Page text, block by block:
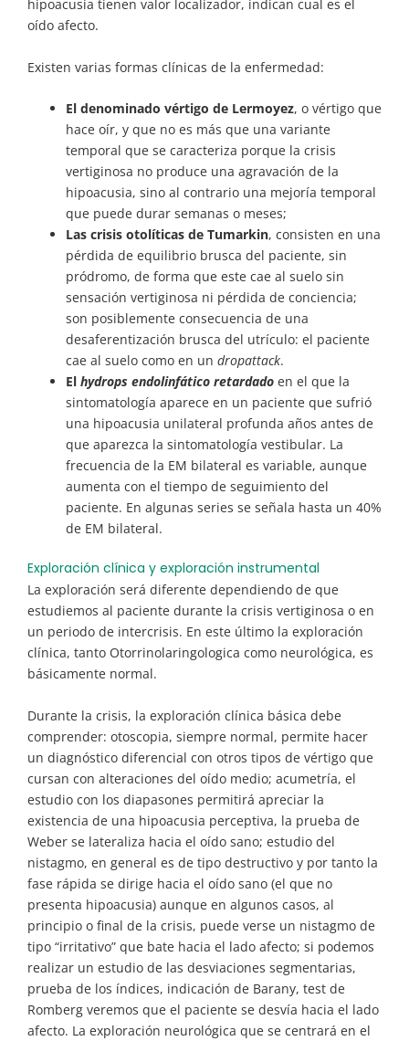
hipoacusia tienen valor localizador, indican cual es el
oído afecto.
Existen varias formas clínicas de la enfermedad:
El denominado vértigo de Lermoyez, o vértigo que
hace oír, y que no es más que una variante
temporal que se caracteriza porque la crisis
vertiginosa no produce una agravación de la
hipoacusia, sino al contrario una mejoría temporal
que puede durar semanas o meses;
Las crisis otolíticas de Tumarkin, consisten en una
pérdida de equilibrio brusca del paciente, sin
pródromo, de forma que este cae al suelo sin
sensación vertiginosa ni pérdida de conciencia;
son posiblemente consecuencia de una
desaferentización brusca del utrículo: el paciente
cae al suelo como en un dropattack.
El hydrops endolinfático retardado en el que la
sintomatología aparece en un paciente que sufrió
una hipoacusia unilateral profunda años antes de
que aparezca la sintomatología vestibular. La
frecuencia de la EM bilateral es variable, aunque
aumenta con el tiempo de seguimiento del
paciente. En algunas series se señala hasta un 40%
de EM bilateral.
Exploración clínica y exploración instrumental
La exploración será diferente dependiendo de que
estudiemos al paciente durante la crisis vertiginosa o en
un periodo de intercrisis. En este último la exploración
clínica, tanto Otorrinolaringologica como neurológica, es
básicamente normal.
Durante la crisis, la exploración clínica básica debe
comprender: otoscopia, siempre normal, permite hacer
un diagnóstico diferencial con otros tipos de vértigo que
cursan con alteraciones del oído medio; acumetría, el
estudio con los diapasones permitirá apreciar la
existencia de una hipoacusia perceptiva, la prueba de
Weber se lateraliza hacia el oído sano; estudio del
nistagmo, en general es de tipo destructivo y por tanto la
fase rápida se dirige hacia el oído sano (el que no
presenta hipoacusia) aunque en algunos casos, al
principio o final de la crisis, puede verse un nistagmo de
tipo “irritativo” que bate hacia el lado afecto; si podemos
realizar un estudio de las desviaciones segmentarias,
prueba de los índices, indicación de Barany, test de
Romberg veremos que el paciente se desvía hacia el lado
afecto. La exploración neurológica que se centrará en el